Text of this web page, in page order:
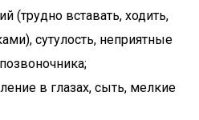
(трудно вставать, ходить,
сутулость, неприятные
в глазах, сыть, мелкие